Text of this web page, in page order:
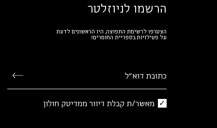
הרשמו לניוזלטר
הצטרפו לרשימת התפוצה, היו הראשונים לדעת
על פעילויות בספריית החומרים!
מאשר/ת קבלת דיוור ממדיטק חולון